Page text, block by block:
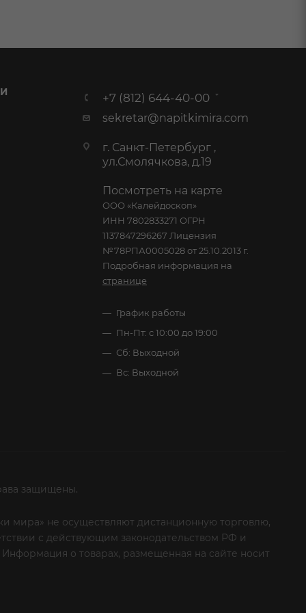
+7 (812) 644-40-00
sekretar@napitkimira.com
г. Санкт-Петербург ,
ул.Смолячкова, д.19
Посмотреть на карте
ООО «Калейдоскоп»
ИНН 7802833271 ОГРН
1137847296267 Лицензия
№78РПА0005028 от 25.10.2013 г.
Подробная информация на
странице
График работы
Пн-Пт: с 10:00 до 19:00
Сб: Выходной
Вс: Выходной
защищены.
мира» не осуществляют дистанционную торговлю,
с действующим законодательством РФ и
о товарах, размещенная на сайте носит